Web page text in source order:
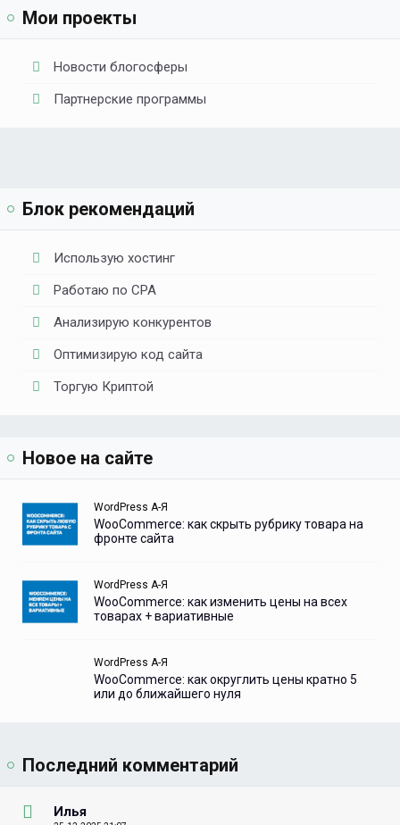
Мои проекты
Новости блогосферы
Партнерские программы
Блок рекомендаций
Использую хостинг
Работаю по CPA
Анализирую конкурентов
Оптимизирую код сайта
Торгую Криптой
Новое на сайте
WordPress А-Я
WooCommerce: как скрыть рубрику товара на
фронте сайта
WordPress А-Я
WooCommerce: как изменить цены на всех
товарах + вариативные
WordPress А-Я
WooCommerce: как округлить цены кратно 5
или до ближайшего нуля
Последний комментарий
Илья